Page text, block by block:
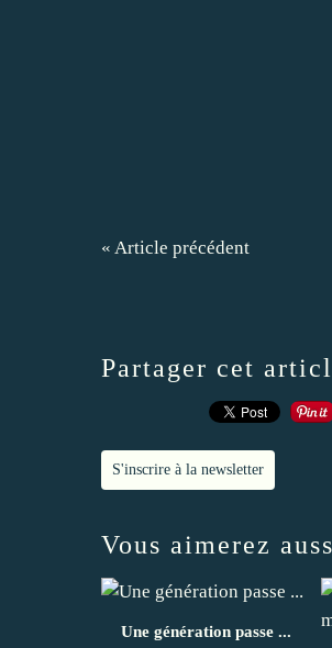
« Article précédent
Partager cet
S'inscrire à la newsletter
Vous aimerez
Une génération passe ...